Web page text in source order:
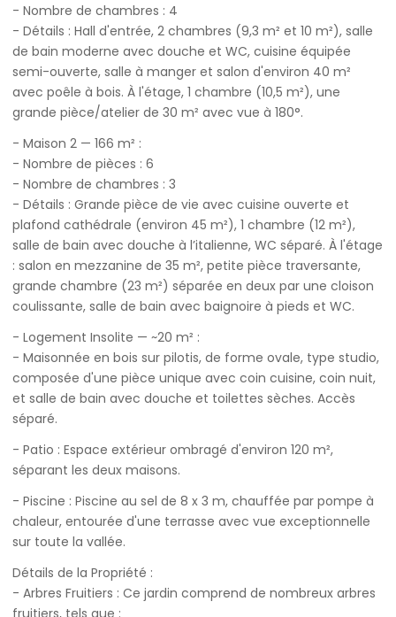
- Nombre de chambres : 4
- Détails : Hall d'entrée, 2 chambres (9,3 m² et 10 m²), salle
de bain moderne avec douche et WC, cuisine équipée
semi-ouverte, salle à manger et salon d'environ 40 m²
avec poêle à bois. À l'étage, 1 chambre (10,5 m²), une
grande pièce/atelier de 30 m² avec vue à 180°.
- Maison 2 — 166 m² :
- Nombre de pièces : 6
- Nombre de chambres : 3
- Détails : Grande pièce de vie avec cuisine ouverte et
plafond cathédrale (environ 45 m²), 1 chambre (12 m²),
salle de bain avec douche à l’italienne, WC séparé. À l'étage
: salon en mezzanine de 35 m², petite pièce traversante,
grande chambre (23 m²) séparée en deux par une cloison
coulissante, salle de bain avec baignoire à pieds et WC.
- Logement Insolite — ~20 m² :
- Maisonnée en bois sur pilotis, de forme ovale, type studio,
composée d'une pièce unique avec coin cuisine, coin nuit,
et salle de bain avec douche et toilettes sèches. Accès
séparé.
- Patio : Espace extérieur ombragé d'environ 120 m²,
séparant les deux maisons.
- Piscine : Piscine au sel de 8 x 3 m, chauffée par pompe à
chaleur, entourée d'une terrasse avec vue exceptionnelle
sur toute la vallée.
Détails de la Propriété :
- Arbres Fruitiers : Ce jardin comprend de nombreux arbres
fruitiers, tels que :